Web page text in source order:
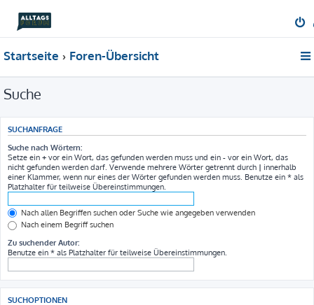
Startseite Foren-Übersicht
Suche
SUCHANFRAGE
Suche nach Wörtern:
Setze ein + vor ein Wort, das gefunden werden muss und ein - vor ein Wort, das
nicht gefunden werden darf. Verwende mehrere Wörter getrennt durch | innerhalb
einer Klammer, wenn nur eines der Wörter gefunden werden muss. Benutze ein * als
Platzhalter für teilweise Übereinstimmungen.
Nach allen Begriffen suchen oder Suche wie angegeben verwenden
Nach einem Begriff suchen
Zu suchender Autor:
Benutze ein * als Platzhalter für teilweise Übereinstimmungen.
SUCHOPTIONEN